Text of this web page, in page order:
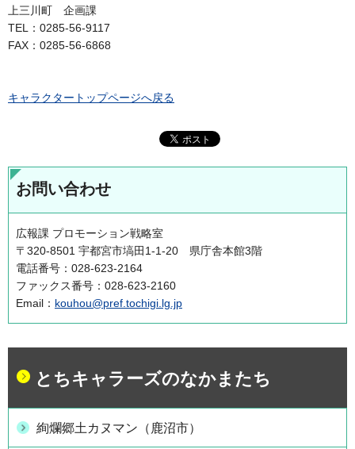
上三川町 企画課
TEL：0285-56-9117
FAX：0285-56-6868
キャラクタートップページへ戻る
お問い合わせ
広報課 プロモーション戦略室
〒320-8501 宇都宮市塙田1-1-20 県庁舎本館3階
電話番号：028-623-2164
ファックス番号：028-623-2160
Email： kouhou@pref.tochigi.lg.jp
とちキャラーズのなかまたち
絢爛郷土カヌマン（鹿沼市）